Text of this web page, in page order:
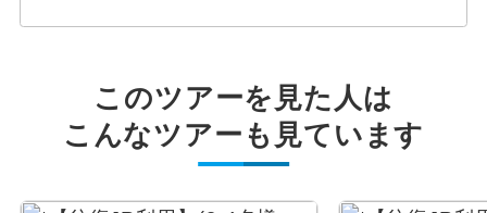
このツアーを見た人は
こんなツアーも見ています